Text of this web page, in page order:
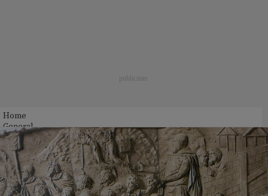
Home
General